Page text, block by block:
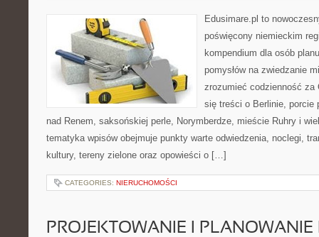
Edusimare.pl to
poświęcony niemieckim
kompendium dla osób
pomysłów na zwiedzanie
zrozumieć codzienność za
się treści o Berlinie, porcie
nad Renem, saksońskiej perle, Norymberdze, mieście Ruhry i
tematyka wpisów obejmuje punkty warte odwiedzenia, noclegi,
kultury, tereny zielone oraz opowieści o […]
CATEGORIES: NIERUCHOMOŚCI
PROJEKTOWANIE I PLANOWANIE